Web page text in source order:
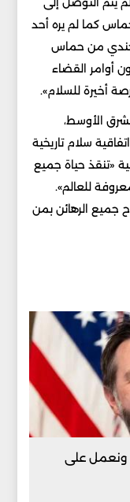
كما لم يره أحد
وأضاف أن «أكثر من 25,000 جندي من حماس
أوامر القضاء
أخيرة للسلام».
الأوسط،
سلام تاريخية
«تنقذ حياة جميع
للعالم».
جميع الرهائن بمن
ونعمل على